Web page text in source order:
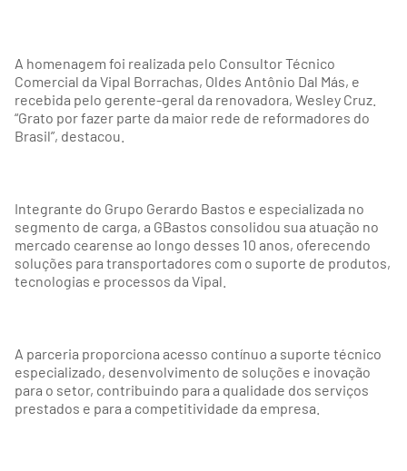
A homenagem foi realizada pelo Consultor Técnico
Comercial da Vipal Borrachas, Oldes Antônio Dal Más, e
recebida pelo gerente-geral da renovadora, Wesley Cruz.
“Grato por fazer parte da maior rede de reformadores do
Brasil”, destacou.
Integrante do Grupo Gerardo Bastos e especializada no
segmento de carga, a GBastos consolidou sua atuação no
mercado cearense ao longo desses 10 anos, oferecendo
soluções para transportadores com o suporte de produtos,
tecnologias e processos da Vipal.
A parceria proporciona acesso contínuo a suporte técnico
especializado, desenvolvimento de soluções e inovação
para o setor, contribuindo para a qualidade dos serviços
prestados e para a competitividade da empresa.